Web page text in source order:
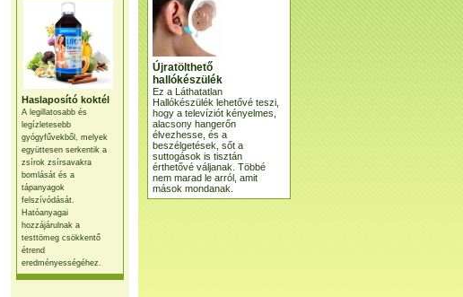
Haslaposító koktél
A legillatosabb és
legízletesebb
gyógyfűvekből, melyek
együttesen serkentik a
zsírok zsírsavakra
bomlását és a
tápanyagok
felszívódását.
Hatóanyagai
hozzájárulnak a
testtömeg csökkentő
étrend
eredményességéhez.
Újratölthető
hallókészülék
Ez a Láthatatlan
Hallókészülék lehetővé teszi,
hogy a televíziót kényelmes,
alacsony hangerőn
élvezhesse, és a
beszélgetések, sőt a
suttogások is tisztán
érthetővé váljanak. Többé
nem marad le arról, amit
mások mondanak.